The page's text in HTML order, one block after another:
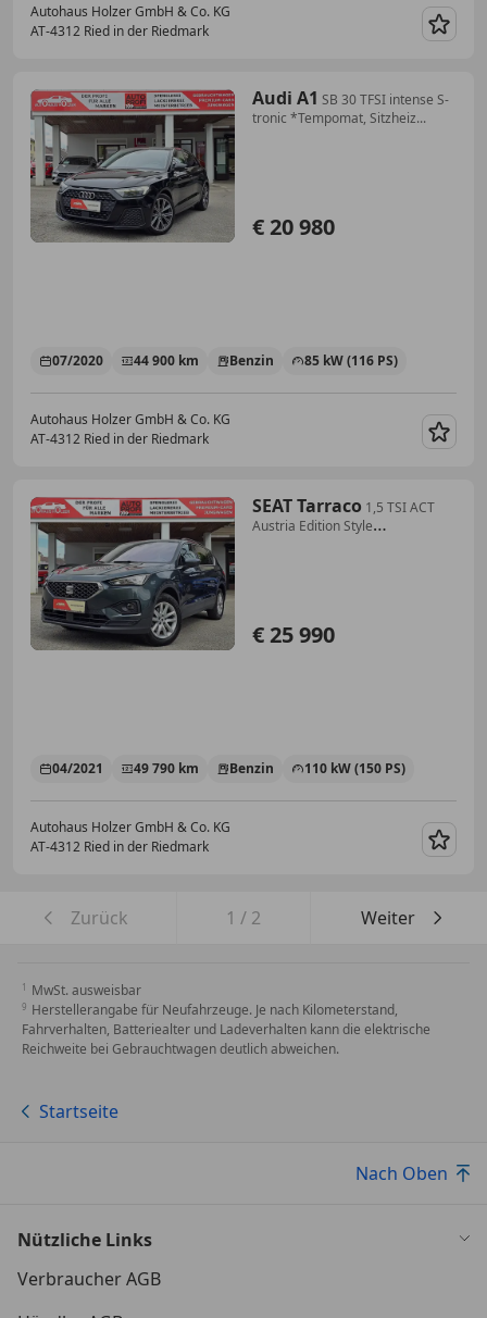
Autohaus Holzer GmbH & Co. KG
AT-4312 Ried in der Riedmark
Audi A1 SB 30 TFSI intense S-
tronic *Tempomat, Sitzheiz...
€ 20 980
07/2020 44 900 km Benzin 85 kW (116 PS)
Autohaus Holzer GmbH & Co. KG
AT-4312 Ried in der Riedmark
SEAT Tarraco 1,5 TSI ACT
Austria Edition Style
€ 25 990
04/2021 49 790 km Benzin 110 kW (150 PS)
Autohaus Holzer GmbH & Co. KG
AT-4312 Ried in der Riedmark
Zurück 1 / 2 Weiter
MwSt. ausweisbar
Herstellerangabe für Neufahrzeuge. Je nach Kilometerstand,
Fahrverhalten, Batteriealter und Ladeverhalten kann die elektrische
Reichweite bei Gebrauchtwagen deutlich abweichen.
Startseite
Nach Oben
Nützliche Links
Verbraucher AGB